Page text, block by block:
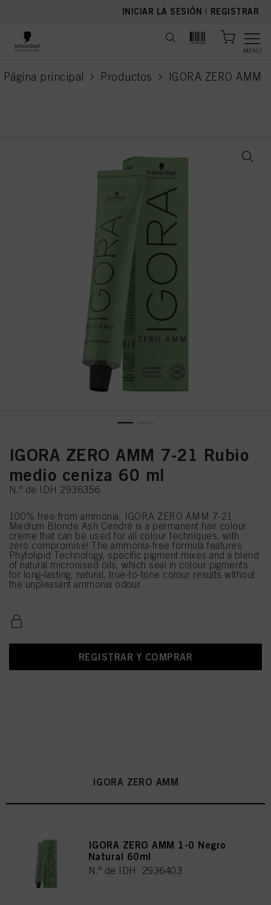
INICIAR LA SESIÓN | REGISTRAR
MENÚ
Página principal Productos IGORA ZERO AMM
current page
IGORA ZERO AMM 7-21 Rubio
medio ceniza 60 ml
N.º de IDH 2936356
100% free from ammonia, IGORA ZERO AMM 7-21
Medium Blonde Ash Cendré is a permanent hair colour
creme that can be used for all colour techniques, with
zero compromise! The ammonia-free formula features
Phytolipid Technology, specific pigment mixes and a blend
of natural micronised oils, which seal in colour pigments
for long-lasting, natural, true-to-tone colour results without
the unpleasant ammonia odour.
REGISTRAR Y COMPRAR
IGORA ZERO AMM
IGORA ZERO AMM 1-0 Negro
Natural 60ml
N.º de IDH 2936403